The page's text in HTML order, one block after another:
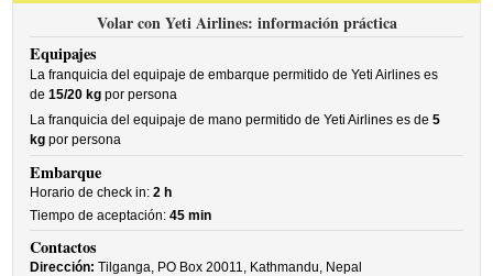
Volar con Yeti Airlines: información práctica
Equipajes
La franquicia del equipaje de embarque permitido de Yeti Airlines es
de15/20 kg por persona
La franquicia del equipaje de mano permitido de Yeti Airlines es de5
kg por persona
Embarque
Horario de check in:2 h
Tiempo de aceptación:45 min
Contactos
Dirección: Tilganga, PO Box 20011, Kathmandu, Nepal